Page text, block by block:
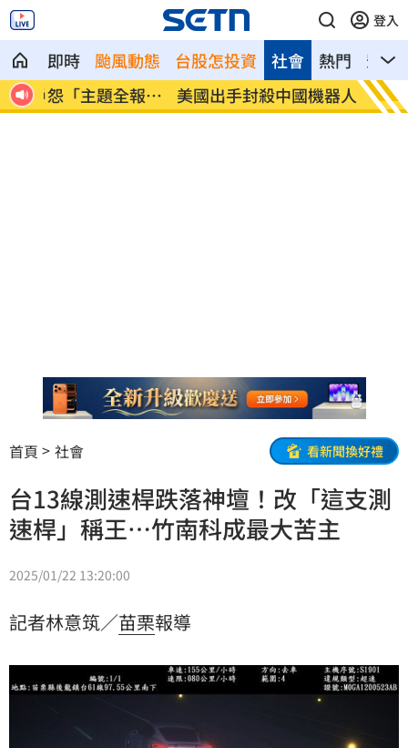
登入
即時 颱風動態 台股怎投資 熱門 影音
社會
美國出手封殺中國機器人！北市曾高調引
進
初來
過
首頁 社會 看新聞換好禮
台13線測速桿跌落神壇！改「這支測
速桿」稱王⋯竹南科成最大苦主
2025/01/22 13:20:00
記者林意筑／苗栗報導